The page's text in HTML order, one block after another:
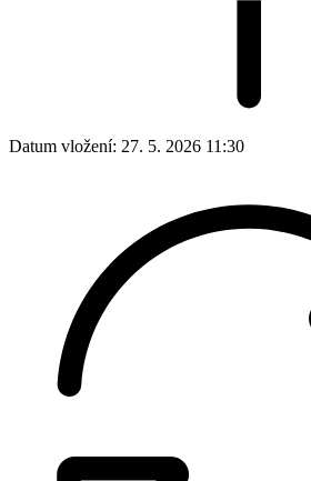
Datum vložení: 27. 5. 2026 11:30